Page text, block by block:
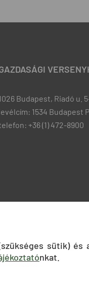
Budapest, Riadó u. 5-
1534 Budapest
+36 (1) 472-8900
sütik)
nkat.